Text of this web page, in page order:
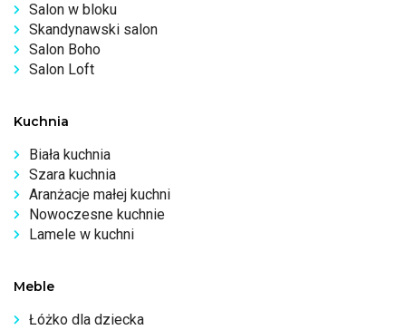
Salon w bloku
Skandynawski salon
Salon Boho
Salon Loft
Kuchnia
Biała kuchnia
Szara kuchnia
Aranżacje małej kuchni
Nowoczesne kuchnie
Lamele w kuchni
Meble
Łóżko dla dziecka